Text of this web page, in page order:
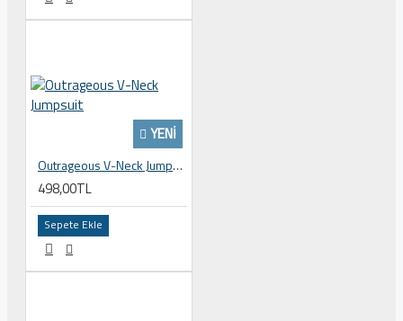
YENI
Outrageous V-Neck Jumpsuit
498,00TL
Sepete Ekle